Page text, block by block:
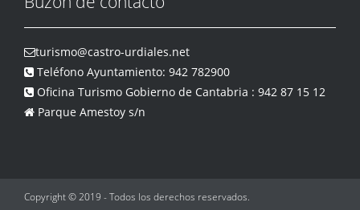
turismo@castro-urdiales.net
Teléfono Ayuntamiento: 942 782900
Oficina Turismo Gobierno de Cantabria : 942 87 15 12
Parque Amestoy s/n
Copyright © 2019 - Todos los derechos reservados.